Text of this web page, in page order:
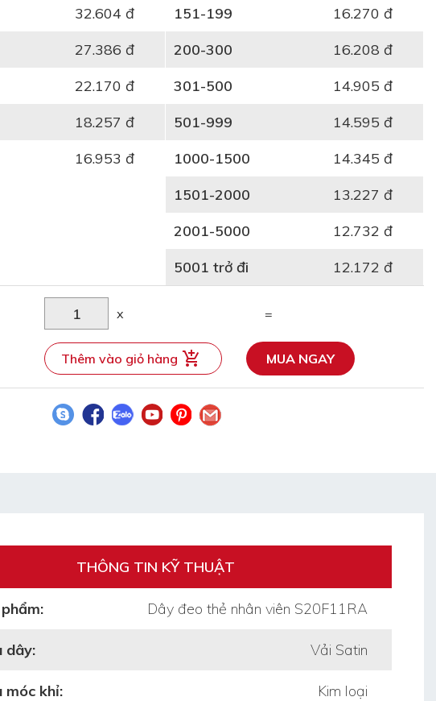
32.604 đ
27.386 đ
22.170 đ
18.257 đ
16.953 đ
151-199
16.270 đ
200-300
16.208 đ
301-500
14.905 đ
501-999
14.595 đ
1000-1500
14.345 đ
1501-2000
13.227 đ
2001-5000
12.732 đ
5001 trở đi
12.172 đ
x =
Thêm vào giỏ hàng MUA NGAY
THÔNG TIN KỸ THUẬT
Dây đeo thẻ nhân viên S20F11RA
dây: Vải Satin
móc khỉ: Kim loại